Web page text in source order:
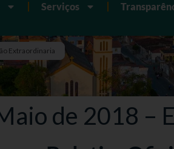
Serviços
Extraordinaria
de 2018 –